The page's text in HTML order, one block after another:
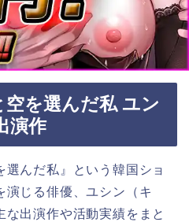
を選んだ私 ユン
演作
選んだ私』という韓国ショ
演じる俳優、ユシン（キ
な出演作や活動実績をまと